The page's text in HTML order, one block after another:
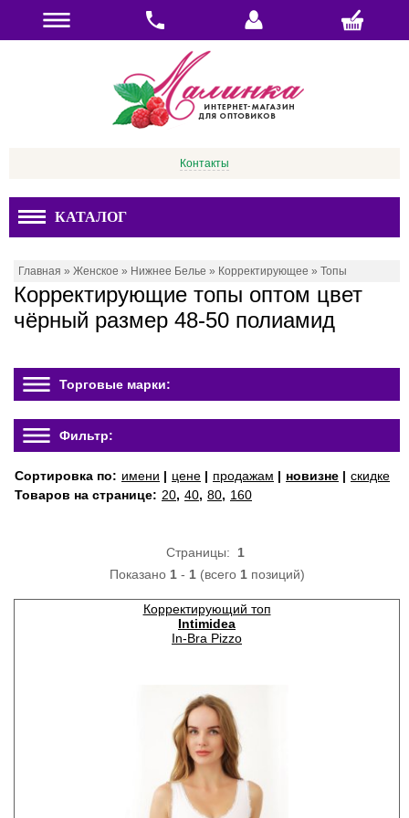
Контакты
КАТАЛОГ
Главная » Женское » Нижнее Белье » Корректирующее » Топы
Корректирующие топы оптом цвет
чёрный размер 48-50 полиамид
Торговые марки:
Фильтр:
Сортировка по: имени | цене | продажам | новизне | скидке
Товаров на странице: 20, 40, 80, 160
Страницы: 1
Показано 1- 1(всего 1позиций)
Корректирующий топ
Intimidea
In-Bra Pizzo